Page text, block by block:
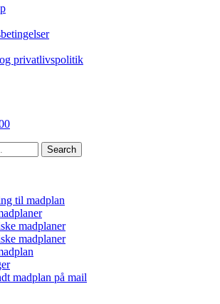
privatlivspolitik
til madplan
madplaner
madplaner
madplan på mail